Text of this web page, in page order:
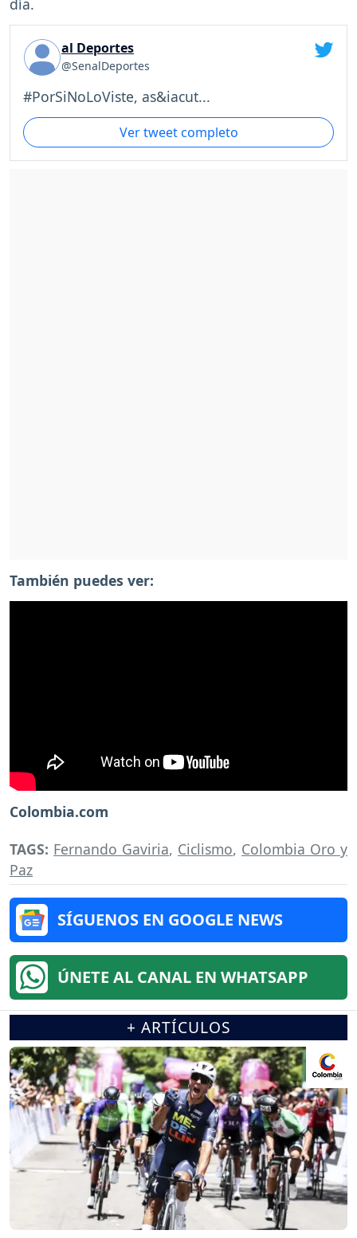
al Deportes
@SenalDeportes
#PorSiNoLoViste, as&iacut...
Ver tweet completo
También puedes ver:
Colombia.com
TAGS: Fernando Gaviria, Ciclismo, Colombia Oro y
Paz
SÍGUENOS EN GOOGLE NEWS
ÚNETE AL CANAL EN WHATSAPP
+ ARTÍCULOS